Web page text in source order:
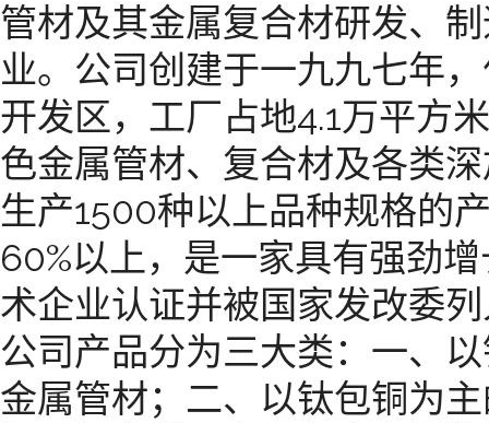
管材及其金属复合材研发、
业。公司创建于一九九七年
开发区，工厂占地4.1万平方
色金属管材、复合材及各类
生产1500种以上品种规格的
60%以上，是一家具有强劲
术企业认证并被国家发改委
公司产品分为三大类：一、
金属管材；二、以钛包铜为